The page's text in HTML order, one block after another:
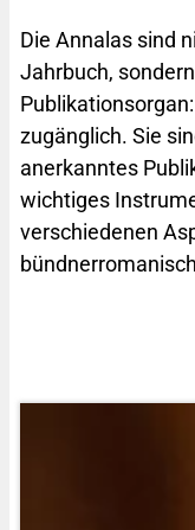
Die Annalas sind
Jahrbuch,
zugänglich. Sie
anerkanntes
wichtiges
verschiedenen